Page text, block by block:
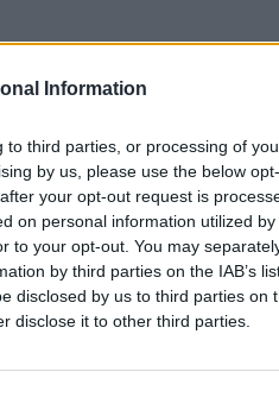
Information
third parties, or processing of
by us, please use the below
your opt-out request is
on personal information utilized
to your opt-out. You may
by third parties on the IAB’s
disclosed by us to third parties on
disclose it to other third parties.